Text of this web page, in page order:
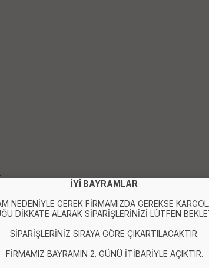
yazı yazabilir, çizim yapabilir ve dokunmatik
İYİ BAYRAMLAR
NEDENİYLE GEREK FİRMAMIZDA GEREKSE
DİKKATE ALARAK SİPARİŞLERİNİZİ LÜTFEN
SİPARİŞLERİNİZ SIRAYA GÖRE ÇIKARTILACAKTIR.
FİRMAMIZ BAYRAMIN 2. GÜNÜ İTİBARİYLE AÇIKTIR.